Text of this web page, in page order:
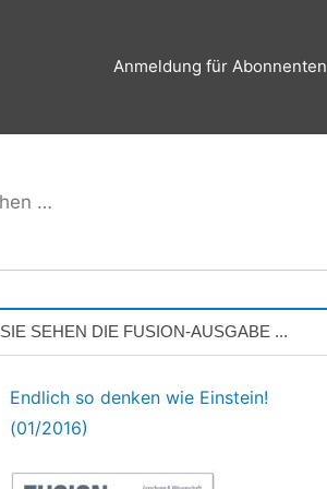
Anmeldung für Abonnenten
SIE SEHEN DIE FUSION-AUSGABE ...
Endlich so denken wie Einstein!
(01/2016)